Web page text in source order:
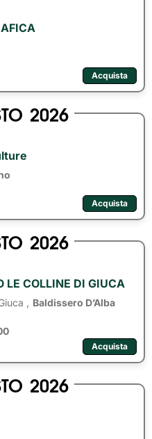
Acquista
2026
Acquista
2026
LE COLLINE DI GIUCA
,
Baldissero D’Alba
Acquista
2026